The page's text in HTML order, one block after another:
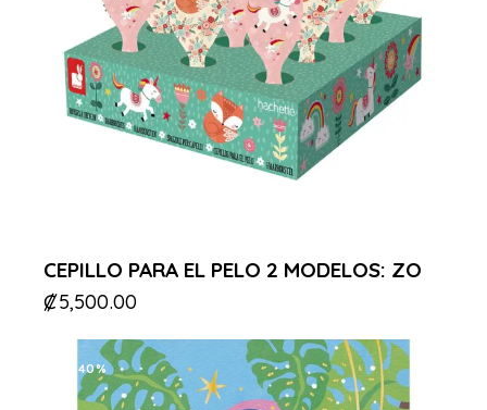
CEPILLO PARA EL PELO 2 MODELOS: ZO
₡5,500.00
-40%